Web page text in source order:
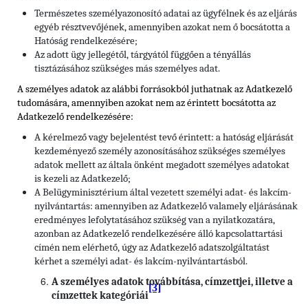
Természetes személyazonosító adatai az ügyfélnek és az eljárás
egyéb résztvevőjének, amennyiben azokat nem ő bocsátotta a
Hatóság rendelkezésére;
Az adott ügy jellegétől, tárgyától függően a tényállás
tisztázásához szükséges más személyes adat.
A személyes adatok az alábbi forrásokból juthatnak az Adatkezelő
tudomására, amennyiben azokat nem az érintett bocsátotta az
Adatkezelő rendelkezésére:
A kérelmező vagy bejelentést tevő érintett: a hatóság eljárását
kezdeményező személy azonosításához szükséges személyes
adatok mellett az általa önként megadott személyes adatokat
is kezeli az Adatkezelő;
A Belügyminisztérium által vezetett személyi adat- és lakcím-
nyilvántartás: amennyiben az Adatkezelő valamely eljárásának
eredményes lefolytatásához szükség van a nyilatkozatára,
azonban az Adatkezelő rendelkezésére álló kapcsolattartási
címén nem elérhető, úgy az Adatkezelő adatszolgáltatást
kérhet a személyi adat- és lakcím-nyilvántartásból.
A személyes adatok továbbítása, címzettjei, illetve a
címzettek kategóriái
[3]